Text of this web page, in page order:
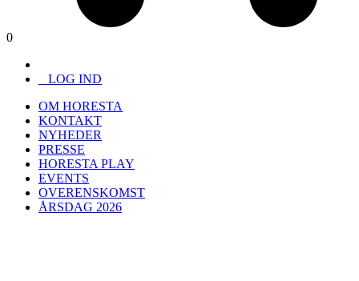
0
LOG IND
OM HORESTA
KONTAKT
NYHEDER
PRESSE
HORESTA PLAY
EVENTS
OVERENSKOMST
ÅRSDAG 2026